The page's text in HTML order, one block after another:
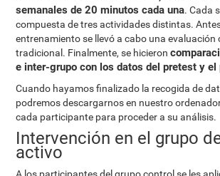
semanales de 20 minutos cada una. Cada
compuesta de tres actividades distintas.
entrenamiento se llevó a cabo una evaluación
tradicional. Finalmente, se hicieron
e inter-grupo con los datos del pretest y el
Cuando hayamos finalizado la recogida de
podremos descargarnos en nuestro
cada participante para proceder a su análisis.
Intervención en el grupo
activo